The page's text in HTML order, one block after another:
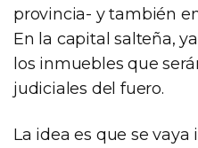
provincia- y también
En la capital salteña,
los inmuebles que
judiciales del fuero.
La idea es que se